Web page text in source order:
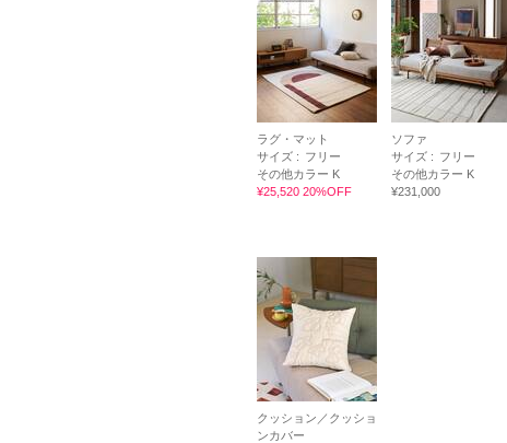
ラグ・マット
サイズ : フリー
その他カラー K
¥25,520 20%OFF
ソファ
サイズ : フリー
その他カラー K
¥231,000
クッション／クッショ
ンカバー